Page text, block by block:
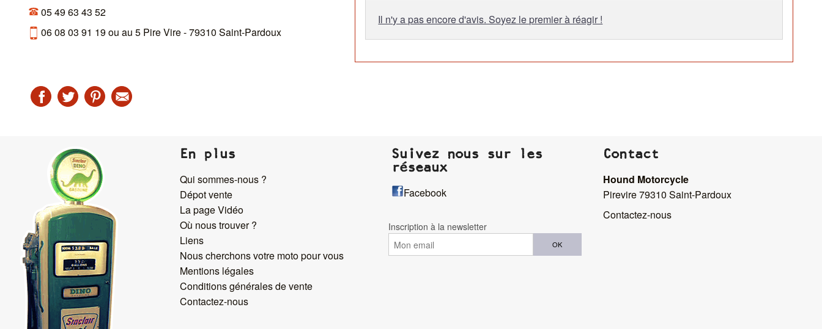
05 49 63 43 52
06 08 03 91 19 ou au 5 Pire Vire - 79310 Saint-Pardoux
Il n'y a pas encore d'avis. Soyez le premier à réagir !
En plus
Qui sommes-nous ?
Dépot vente
La page Vidéo
Où nous trouver ?
Liens
Nous cherchons votre moto pour vous
Mentions légales
Conditions générales de vente
Contactez-nous
Suivez nous sur les
réseaux
Facebook
Inscription à la newsletter
OK
Contact
Hound Motorcycle
Pirevire 79310 Saint-Pardoux
Contactez-nous